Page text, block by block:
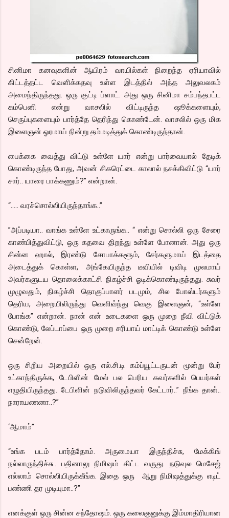
சினிமா கனவுகளின் ஆயிரம் வாயில்கள் நிறைந்த ஏரியாவில்
கிட்டத்தட்ட வெளிக்கதவு உள்ள இடத்தில் அந்த அலுவலகம்
அமைந்திருந்தது. ஒரு குட்டி ப்ளாட். அது ஒரு சினிமா சம்பந்தபட்ட
கம்பெனி என்று வாசலில் விட்டிருந்த ஷூக்களையும்,
செருப்புகளையும் பார்த்தே தெரிந்து கொண்டேன். வாசலில் ஒரு மிக
இளைஞன் ஓரமாய் நின்று தம்மடித்துக் கொண்டிருந்தான்.
பைக்கை வைத்து விட்டு உள்ளே யார் என்று பார்வையால் தேடிக்
கொண்டிருந்த போது, அவன் சிகரெட்டை காலால் நசுக்கிவிட்டு “யார்
சார்.. யாரை பாக்கணும்?” என்றான்.
“….. வரச்சொல்லியிருந்தாங்க..”
”அப்படியா.. வாங்க உள்ளே உட்காருங்க.. “ என்று சொல்லி ஒரு சேரை
காண்பித்துவிட்டு, ஒரு கதவை திறந்து உள்ளே போனான். அது ஒரு
சின்ன ஹால், இரண்டு சோபாக்களூம், சேர்களுமாய் இடத்தை
அடைத்துக் கொள்ள, அங்கேயிருந்த டீவியில் டிவிடி முலமாய்
அவர்களுடய தொலைக்காட்சி நிகழ்ச்சி ஓடிக்கொண்டிருந்தது. சுவர்
முழுவதும், நிகழ்ச்சி தொகுப்பாளர் படமும், சில போஸ்டர்களும்
தெரிய, அறையிலிருந்து வெளிவ்ந்து வெகு இளைஞன், “உள்ளே
போங்க” என்றான். நான் என் உடைகளை ஒரு முறை நீவி விட்டுக்
கொண்டு, லேப்டாப்பை ஒரு முறை சரியாய் மாட்டிக் கொண்டு உள்ளே
சென்றேன்.
ஒரு சிறிய அறையில் ஒரு எல்.சி.டி கம்ப்யூட்டருடன் மூன்று பேர்
உட்காந்திருக்க, டேபிளின் மேல் பல பெரிய கவர்களில் பெயர்கள்
எழுதியிருந்தது. டேபிளின் நடுவிலிருந்தவர் கேட்டார்..” நீங்க தான்..
நாராயணனா..?”
‘ஆமாம்”
“உங்க படம் பார்த்தோம். அருமையா இருந்திச்சு, மேக்கிங்
நல்லாருந்திச்சு.. பதினாலு நிமிஷம் கிட்ட வருது. நடுவுல மெசேஜ்
எல்லாம் சொல்லியிருக்கீங்க. இதை ஒரு ஆறு நிமிஷத்துக்கு எடிட்
பண்ணி தர முடியுமா..?”
எனக்குள் ஒரு சின்ன சந்தோஷம். ஒரு கலைஞனுக்கு இம்மாதிரியான